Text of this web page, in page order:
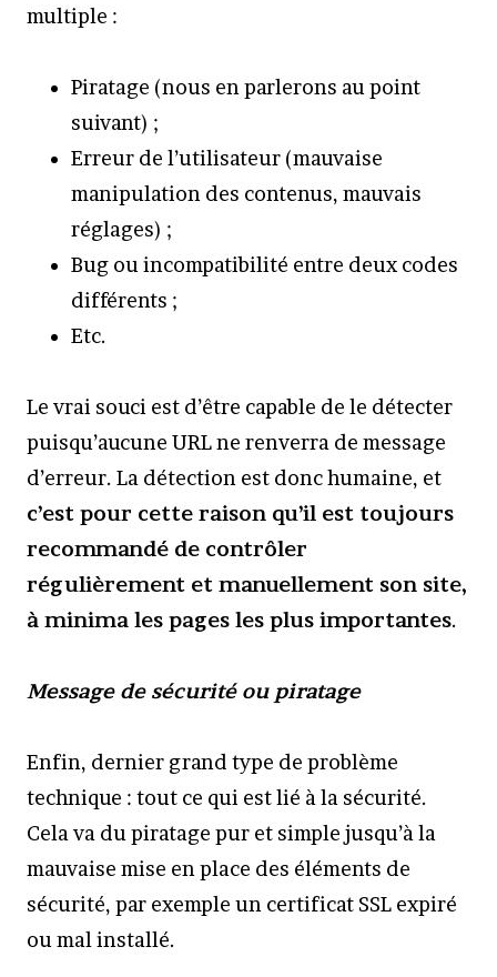
multiple :
Piratage (nous en parlerons au point
suivant) ;
Erreur de l’utilisateur (mauvaise
manipulation des contenus, mauvais
réglages) ;
Bug ou incompatibilité entre deux codes
différents ;
Etc.
Le vrai souci est d’être capable de le détecter
puisqu’aucune URL ne renverra de message
d’erreur. La détection est donc humaine, et
c’est pour cette raison qu’il est toujours
recommandé de contrôler
régulièrement et manuellement son site,
à minima les pages les plus importantes.
Message de sécurité ou piratage
Enfin, dernier grand type de problème
technique : tout ce qui est lié à la sécurité.
Cela va du piratage pur et simple jusqu’à la
mauvaise mise en place des éléments de
sécurité, par exemple un certificat SSL expiré
ou mal installé.